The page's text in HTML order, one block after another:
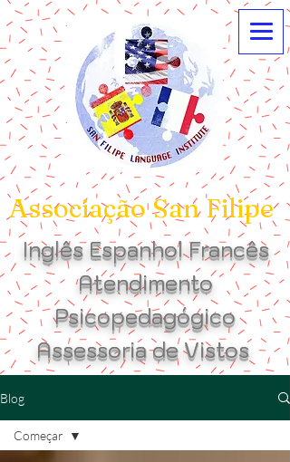
Associação San Filipe
Inglês Espanhol Francês
Atendimento
Psicopedagógico
Assessoria de Vistos
Blog
Começar